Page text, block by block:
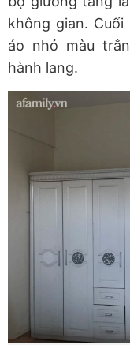
không gian.
áo nhỏ màu
hành lang.